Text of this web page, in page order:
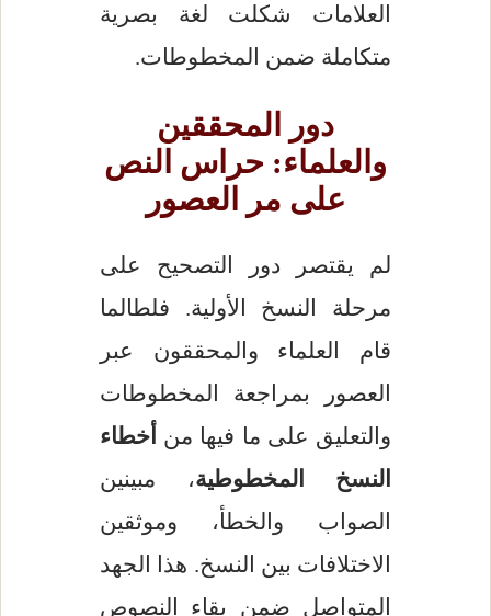
العلامات شكلت لغة بصرية
متكاملة ضمن المخطوطات.
دور المحققين
والعلماء: حراس النص
على مر العصور
لم يقتصر دور التصحيح على
مرحلة النسخ الأولية. فلطالما
قام العلماء والمحققون عبر
العصور بمراجعة المخطوطات
والتعليق على ما فيها من أخطاء
النسخ المخطوطية، مبينين
الصواب والخطأ، وموثقين
الاختلافات بين النسخ. هذا الجهد
المتواصل ضمن بقاء النصوص